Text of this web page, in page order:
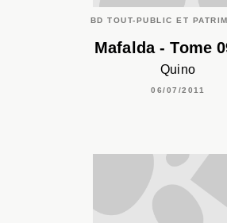
BD TOUT-PUBLIC ET
Mafalda - Tome
Quino
06/07/2011